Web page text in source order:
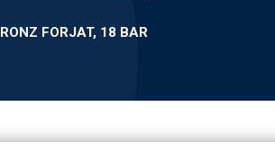
FORJAT, 18 BAR